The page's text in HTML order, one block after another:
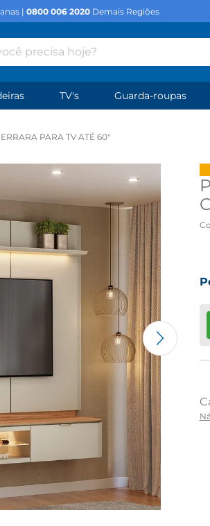
| 0800 006 2020 Demais Regiões
precisa hoje?
TV's Guarda-roupas
PARA TV ATÉ 60"